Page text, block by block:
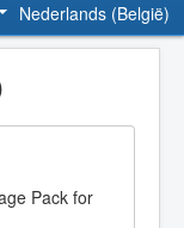
Nederlands (België)
Pack for